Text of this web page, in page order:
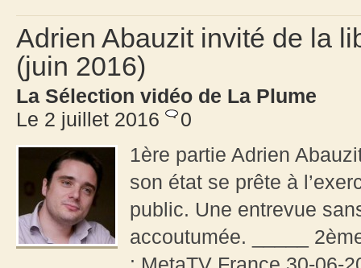
Adrien Abauzit invité de la
(juin 2016)
La Sélection vidéo de La Plume
Le 2 juillet 2016
0
1ère partie Adrien
son état se prête à
public. Une entrevue
accoutumée. _____